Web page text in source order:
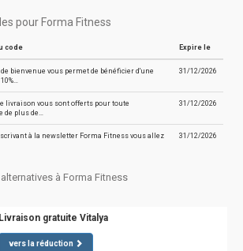
pour Forma Fitness
code Expire le
de bienvenue vous permet de bénéficier d'une
31/12/2026
livraison vous sont offerts pour toute
de plus de…
31/12/2026
à la newsletter Forma Fitness vous allez
31/12/2026
à Forma Fitness
Livraison gratuite Vitalya
vers la réduction